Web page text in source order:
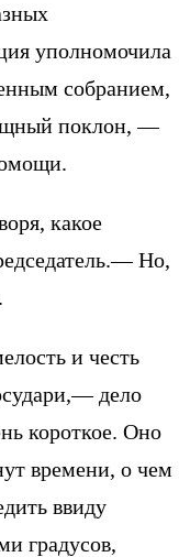
уполномочила
собранием,
поклон, —
какое
Но,
и честь
дело
короткое. Оно
времени, о чем
ввиду
градусов,